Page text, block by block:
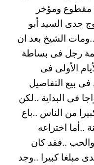
مقطوع ومؤخر
جدى السيد أبو
الشيخ بعد ان
رجل فى بساطة
الأولى فى
بيع التفاصيل
فى البداية ..لكن
من الناس ..باع
..أما اختراعه
والحب ..فقد كان
مبلغا كبيرا ..وجد